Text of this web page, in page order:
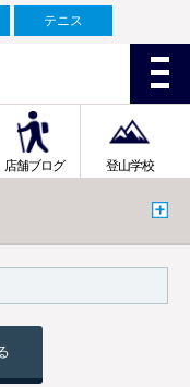
テニス
店舗ブログ 登山学校